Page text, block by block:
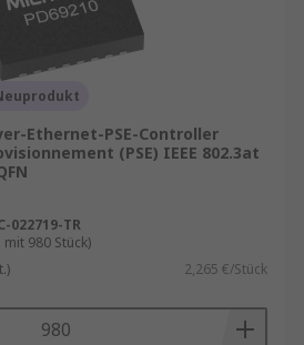
Ethernet-PSE-Controller
(PSE) IEEE 802.3at
022719-TR
980 Stück)
2,265 €/Stück